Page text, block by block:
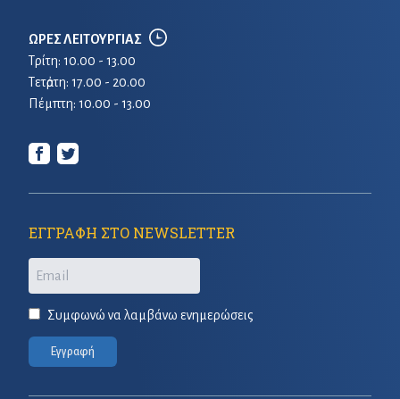
ΩΡΕΣ ΛΕΙΤΟΥΡΓΙΑΣ
Τρίτη: 10.00 - 13.00
Τετἀρτη: 17.00 - 20.00
Πέμπτη: 10.00 - 13.00
ΕΓΓΡΑΦΗ ΣΤΟ NEWSLETTER
Email
Συμφωνώ να λαμβάνω ενημερώσεις
Εγγραφή